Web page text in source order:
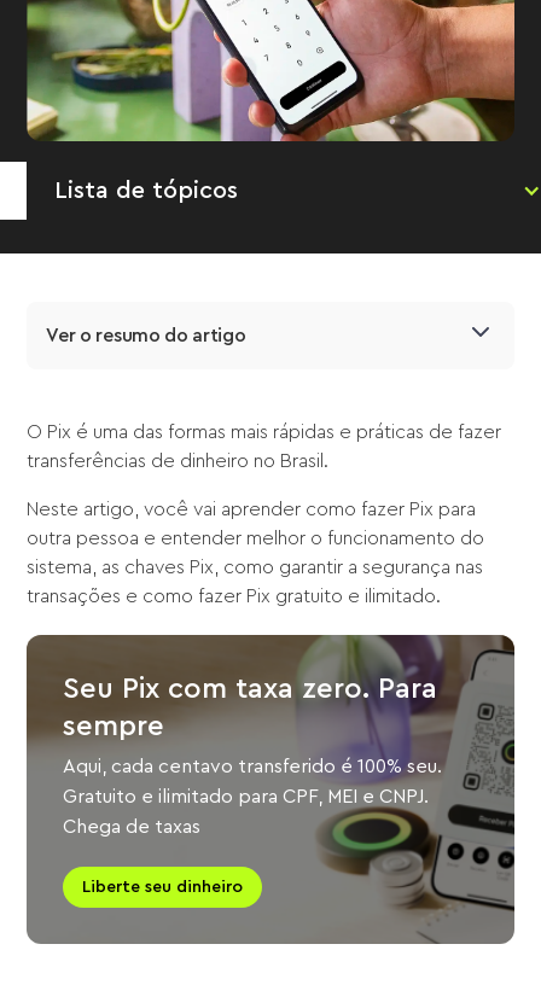
Lista de tópicos
Ver o resumo do artigo
O Pix é uma das formas mais rápidas e práticas de fazer
transferências de dinheiro no Brasil.
Neste artigo, você vai aprender como fazer Pix para
outra pessoa e entender melhor o funcionamento do
sistema, as chaves Pix, como garantir a segurança nas
transações e como fazer Pix gratuito e ilimitado.
Seu Pix com taxa zero. Para
sempre
Aqui, cada centavo transferido é 100% seu.
Gratuito e ilimitado para CPF, MEI e CNPJ.
Chega de taxas
Liberte seu dinheiro